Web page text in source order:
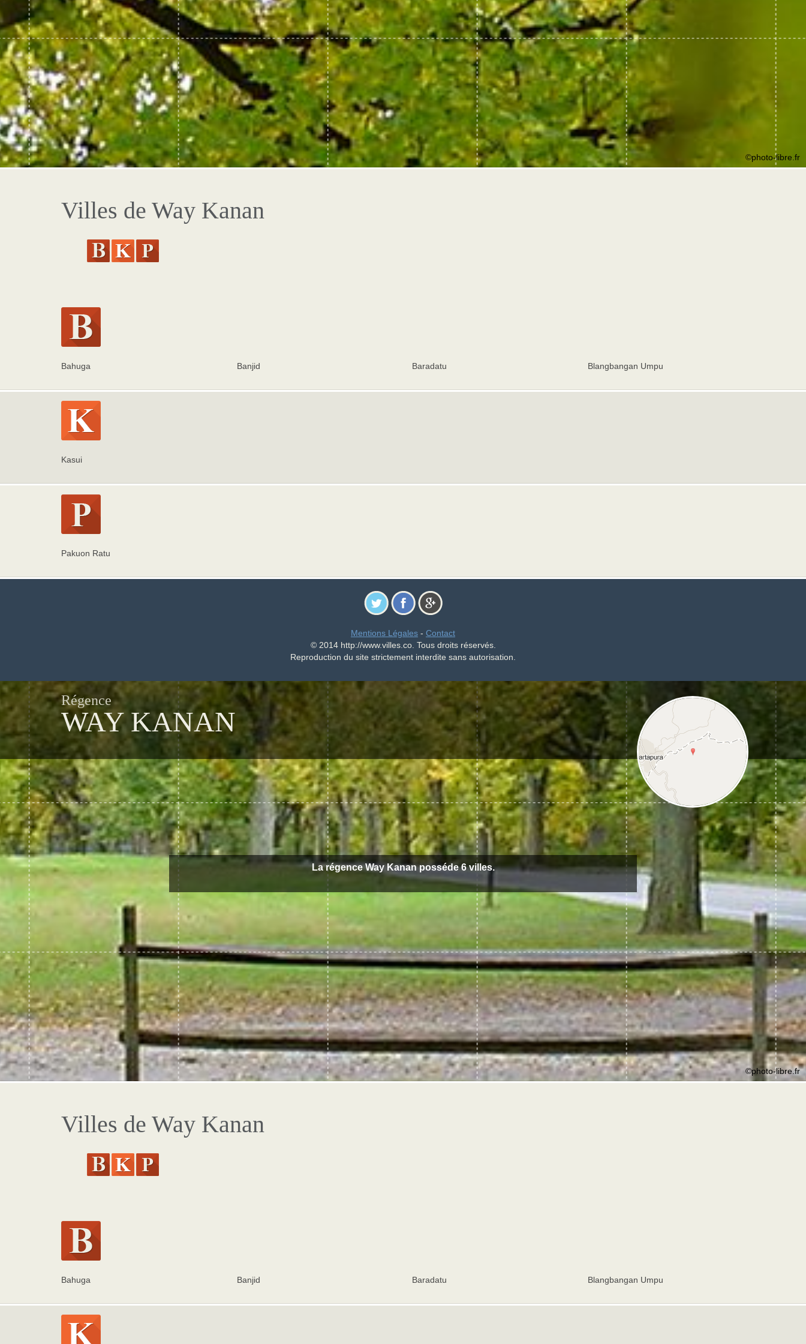
©photo-libre.fr
Villes de Way Kanan
Bahuga Banjid Baradatu Blangbangan Umpu
Kasui
Pakuon Ratu
Mentions Légales - Contact
© 2014 http://www.villes.co. Tous droits réservés.
Reproduction du site strictement interdite sans autorisation.
Régence
WAY KANAN
La régence Way Kanan posséde 6 villes.
©photo-libre.fr
Villes de Way Kanan
Bahuga Banjid Baradatu Blangbangan Umpu